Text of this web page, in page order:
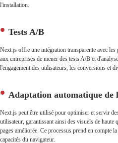
l'installation.
Tests A/B
Next.js offre une intégration transparente avec
aux entreprises de mener des tests A/B et
l'engagement des utilisateurs, les conversions et
Adaptation automatique de
Next.js peut être utilisé pour optimiser et servir
utilisateur, garantissant ainsi des visuels de haute
pages améliorée. Ce processus prend en compte
capacités du navigateur.